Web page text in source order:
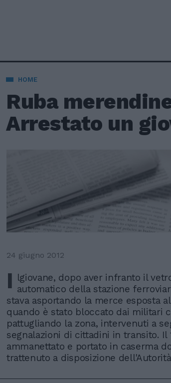
HOME
Ruba
Arrestato un
24 giugno 2012
I lgiovane, dopo aver infranto il
automatico della stazione
stava asportando la merce esposta
quando è stato bloccato dai militari
pattugliando la zona, intervenuti a
segnalazioni di cittadini in transito. Il
ammanettato e portato in caserma
trattenuto a disposizione